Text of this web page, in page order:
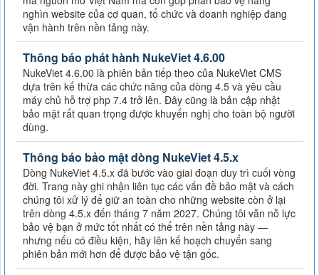
nghìn website của cơ quan, tổ chức và doanh nghiệp đang
vận hành trên nền tảng này.
Thông báo phát hành NukeViet 4.6.00
NukeViet 4.6.00 là phiên bản tiếp theo của NukeViet CMS
dựa trên kế thừa các chức năng của dòng 4.5 và yêu cầu
máy chủ hỗ trợ php 7.4 trở lên. Đây cũng là bản cập nhật
bảo mật rất quan trọng được khuyến nghị cho toàn bộ người
dùng.
Thông báo bảo mật dòng NukeViet 4.5.x
Dòng NukeViet 4.5.x đã bước vào giai đoạn duy trì cuối vòng
đời. Trang này ghi nhận liên tục các vấn đề bảo mật và cách
chúng tôi xử lý để giữ an toàn cho những website còn ở lại
trên dòng 4.5.x đến tháng 7 năm 2027. Chúng tôi vẫn nỗ lực
bảo vệ bạn ở mức tốt nhất có thể trên nền tảng này —
nhưng nếu có điều kiện, hãy lên kế hoạch chuyển sang
phiên bản mới hơn để được bảo vệ tận gốc.